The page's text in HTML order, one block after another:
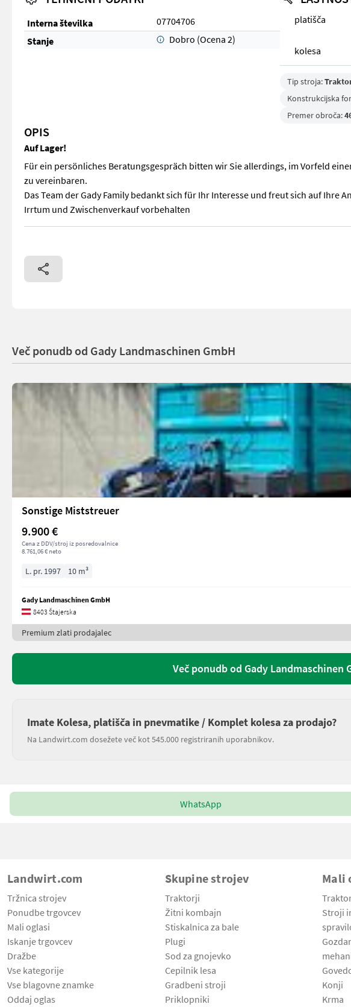
Interna številka
07704706
Stanje
Dobro (Ocena 2)
platišča
kolesa
Tip stroja:
Konstrukcijska
Premer obroča:
OPIS
Auf Lager!
Für ein persönliches Beratungsgespräch bitten wir Sie allerdings, im Vorfeld
zu vereinbaren.
Das Team der Gady Family bedankt sich für Ihr Interesse und freut sich auf Ihre
Irrtum und Zwischenverkauf vorbehalten
Für ein persönliches Beratungsgespräch bitten wir Sie allerdings, im Vorfeld
Več ponudb od Gady Landmaschinen GmbH
Sonstige Miststreuer
9.900 €
Cena z DDV/stroj iz posredovalnice
8.761,06 € neto
L. pr. 1997 10 m³
Gady Landmaschinen GmbH
8403 Štajerska
Premium zlati prodajalec
Več ponudb od Gady Landmaschinen
Imate Kolesa, platišča in pnevmatike / Komplet kolesa za prodajo?
Na Landwirt.com dosežete več kot 545.000 registriranih uporabnikov.
WhatsApp
Landwirt.com
Tržnica strojev
Ponudbe trgovcev
Mali oglasi
Iskanje trgovcev
Dražbe
Vse kategorije
Vse blagovne znamke
Oddaj oglas
Skupine strojev
Traktorji
Žitni kombajn
Stiskalnica za bale
Plugi
Sod za gnojevko
Cepilnik lesa
Gradbeni stroji
Priklopniki
Mali
Stroji
Konji
Krma